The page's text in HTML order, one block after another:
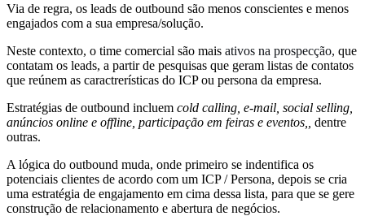
Via de regra, os leads de outbound são menos conscientes e menos
engajados com a sua empresa/solução.
Neste contexto, o time comercial são mais ativos na prospecção, que
contatam os leads, a partir de pesquisas que geram listas de contatos
que reúnem as caractrerísticas do ICP ou persona da empresa.
Estratégias de outbound incluem cold calling, e-mail, social selling,
anúncios online e offline, participação em feiras e eventos,,
dentre
outras.
A lógica do outbound muda, onde primeiro se indentifica os
potenciais clientes de acordo com um ICP / Persona, depois se cria
uma estratégia de engajamento em cima dessa lista, para que se gere
construção de relacionamento e abertura de negócios.